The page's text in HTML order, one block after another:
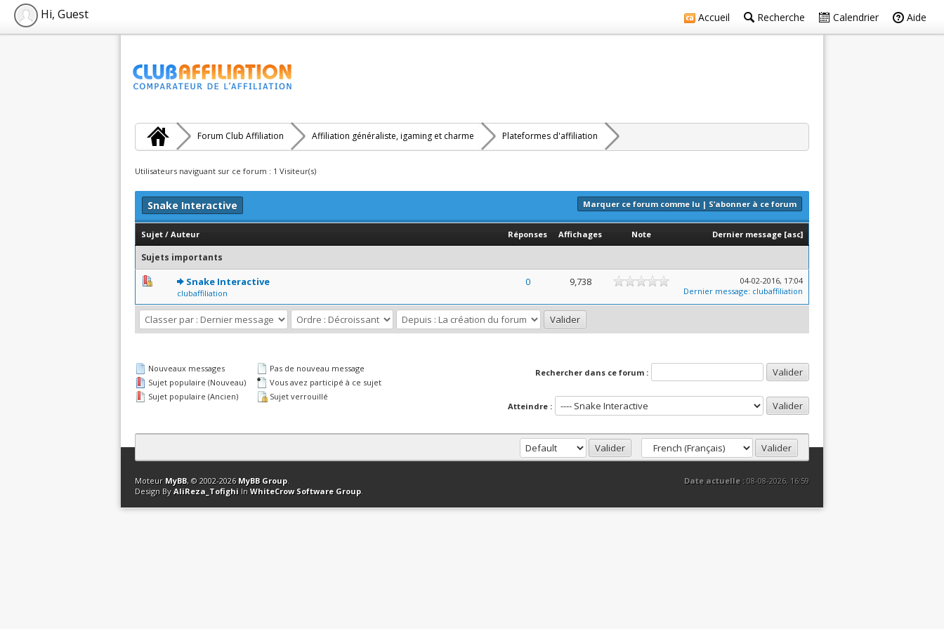
Accueil Recherche Calendrier Aide
Hi, Guest
Forum Club Affiliation Affiliation généraliste, igaming et charme Plateformes d'affiliation
Utilisateurs naviguant sur ce forum : 1 Visiteur(s)
Marquer ce forum comme lu | S’abonner à ce forum
Snake Interactive
Sujet / Auteur Réponses Affichages Note Dernier message [asc]
Sujets importants
Snake Interactive
clubaffiliation
0 9,738
0 Votes - 0 sur 5 en moyenne
1
04-02-2016, 17:04
Dernier message: clubaffiliation
Nouveaux messages
Sujet populaire (Nouveau)
Sujet populaire (Ancien)
Pas de nouveau message
Vous avez participé à ce sujet
Sujet verrouillé
Rechercher dans ce forum :
Atteindre :
Contact Club Affiliation Retourner en haut Version bas-débit (Archivé) Syndication RSS
Date actuelle :08-08-2026, 16:59
Moteur MyBB, © 2002-2026 MyBB Group.
Design By AliReza_Tofighi In WhiteCrow Software Group.